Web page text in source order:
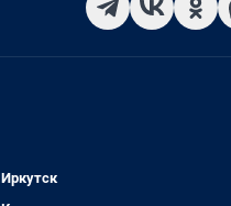
Иркутск